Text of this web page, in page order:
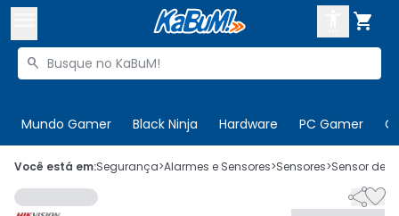

Buscar produtos

Mundo Gamer Black Ninja Hardware PC Gamer
 Olá. Acesse sua conta
 Departamentos
Você está em:Segurança>Alarmes e Sensores>Sensores>Sensor de
